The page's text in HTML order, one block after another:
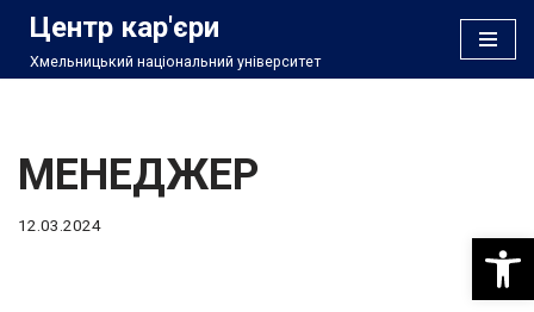
Перейти
Центр кар'єри
Хмельницький національний університет
МЕНЕДЖЕР
12.03.2024